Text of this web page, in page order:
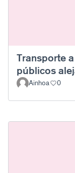
Transporte
públicos
Ainhoa
0